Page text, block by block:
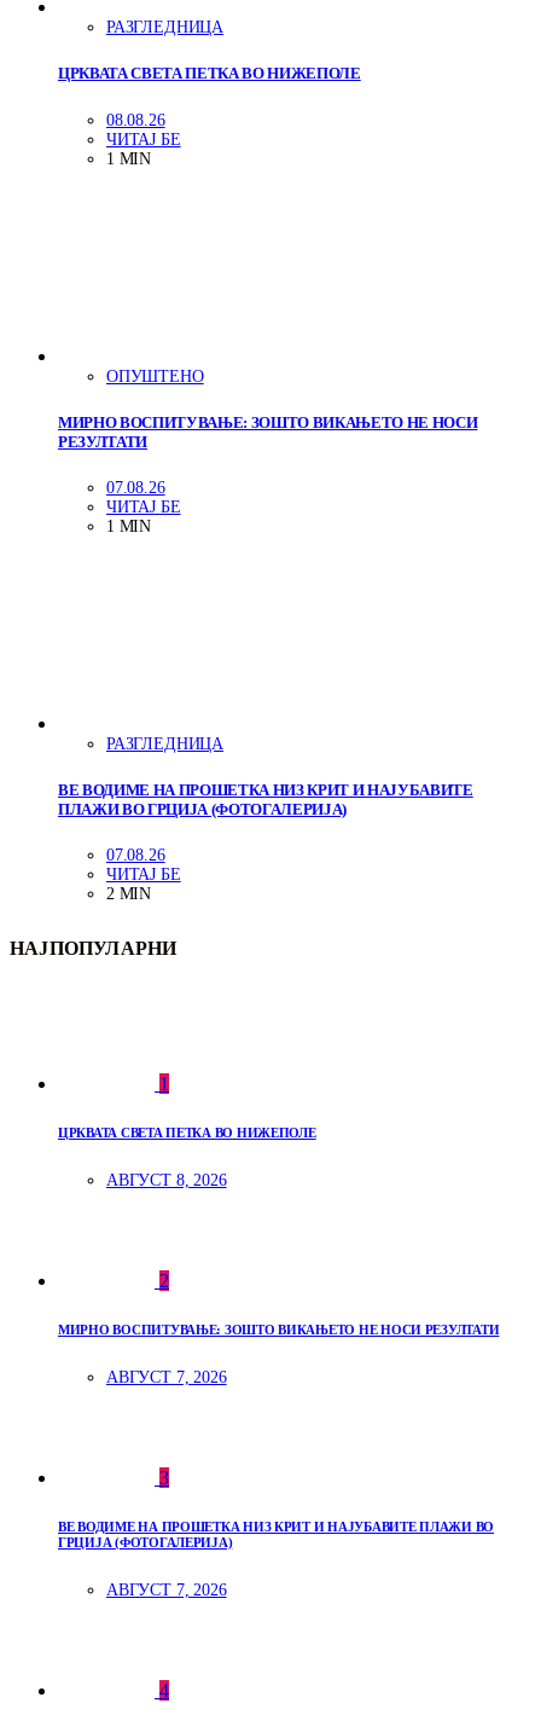
РАЗГЛЕДНИЦА
ЦРКВАТА СВЕТА ПЕТКА ВО НИЖЕПОЛЕ
08.08.26
ЧИТАЈ БЕ
1 MIN
ОПУШТЕНО
МИРНО ВОСПИТУВАЊЕ: ЗОШТО ВИКАЊЕТО НЕ НОСИ
РЕЗУЛТАТИ
07.08.26
ЧИТАЈ БЕ
1 MIN
РАЗГЛЕДНИЦА
ВЕ ВОДИМЕ НА ПРОШЕТКА НИЗ КРИТ И НАЈУБАВИТЕ
ПЛАЖИ ВО ГРЦИЈА (ФОТОГАЛЕРИЈА)
07.08.26
ЧИТАЈ БЕ
2 MIN
НАЈПОПУЛАРНИ
1
ЦРКВАТА СВЕТА ПЕТКА ВО НИЖЕПОЛЕ
АВГУСТ 8, 2026
2
МИРНО ВОСПИТУВАЊЕ: ЗОШТО ВИКАЊЕТО НЕ НОСИ РЕЗУЛТАТИ
АВГУСТ 7, 2026
3
ВЕ ВОДИМЕ НА ПРОШЕТКА НИЗ КРИТ И НАЈУБАВИТЕ ПЛАЖИ ВО
ГРЦИЈА (ФОТОГАЛЕРИЈА)
АВГУСТ 7, 2026
4